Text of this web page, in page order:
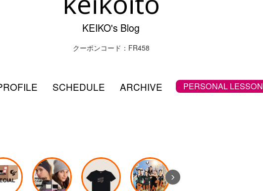
KEIKO's Blog
クーポンコード：FR458
SCHEDULE ARCHIVE PERSONAL LESSON
›